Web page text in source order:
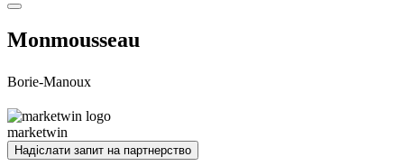
Monmousseau
Borie-Manoux
marketwin
Надіслати запит на партнерство